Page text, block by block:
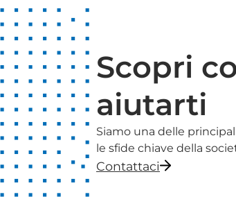
Scopri
aiutarti
Siamo una delle
le sfide chiave della
Contattaci